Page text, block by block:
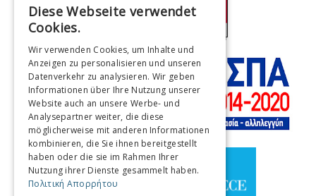
GREEK
FRENCH
ITALIAN
GERMAN
SPANISH
CHINESE (SIMPLIFIED)
CHINESE
Diese Webseite verwendet
Cookies.
Wir verwenden Cookies, um Inhalte und
Anzeigen zu personalisieren und unseren
Datenverkehr zu analysieren. Wir geben
Informationen über Ihre Nutzung unserer
Website auch an unsere Werbe- und
Analysepartner weiter, die diese
möglicherweise mit anderen Informationen
kombinieren, die Sie ihnen bereitgestellt
haben oder die sie im Rahmen Ihrer
Nutzung ihrer Dienste gesammelt haben.
Πολιτική Απορρήτου